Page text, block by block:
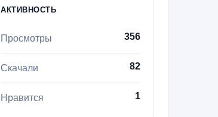
АКТИВНОСТЬ
Просмотры 356
Скачали 82
Нравится 1